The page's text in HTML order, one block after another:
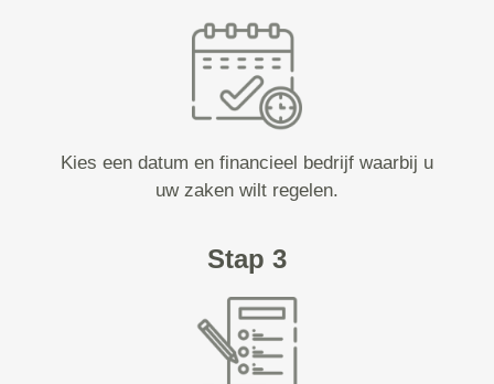
Kies een datum en financieel bedrijf waarbij u
uw zaken wilt regelen.
Stap 3